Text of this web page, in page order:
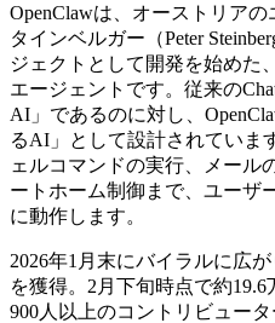
OpenClawは、オーストリア
タインベルガー（Peter
ジェクトとして開発を始めた
エージェントです。従来の
AI」であるのに対し、
るAI」として設計されていま
ェルコマンドの実行、メール
ートホーム制御まで、ユーザ
に動作します。
2026年1月末にバイラルに広
を獲得。2月下旬時点で約19.6
900人以上のコントリビュー